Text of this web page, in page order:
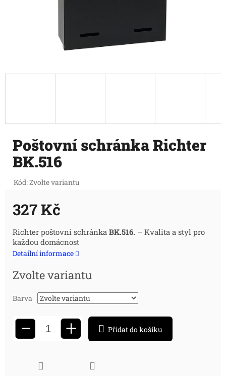
Poštovní schránka Richter
BK.516
Kód:Zvolte variantu
327 Kč
Měrná
cena:
Richter poštovní schránka BK.516. – Kvalita a styl pro
každou domácnost
Detailní informace
Zvolte variantu
Barva
− + Přidat do košíku